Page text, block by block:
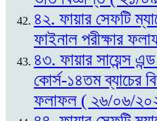
৪২. ফায়ার সেফটি
ফাইনাল পরীক্ষার
৪৩. ফায়ার সায়েন্স
কোর্স-১৪তম ব্যাচের
ফলাফল ( ২৬/০৬/